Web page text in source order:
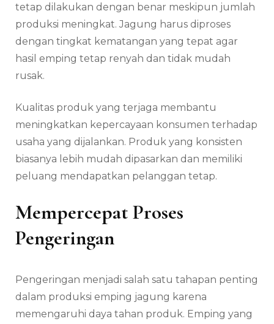
tetap dilakukan dengan benar meskipun jumlah
produksi meningkat. Jagung harus diproses
dengan tingkat kematangan yang tepat agar
hasil emping tetap renyah dan tidak mudah
rusak.
Kualitas produk yang terjaga membantu
meningkatkan kepercayaan konsumen terhadap
usaha yang dijalankan. Produk yang konsisten
biasanya lebih mudah dipasarkan dan memiliki
peluang mendapatkan pelanggan tetap.
Mempercepat Proses
Pengeringan
Pengeringan menjadi salah satu tahapan penting
dalam produksi emping jagung karena
memengaruhi daya tahan produk. Emping yang